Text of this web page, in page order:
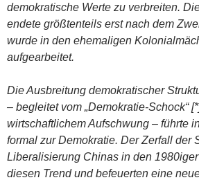
demokratische Werte zu verbreiten.
endete größtenteils erst nach dem
wurde in den ehemaligen
aufgearbeitet.
Die Ausbreitung demokratischer
– begleitet vom „Demokratie-Schock“
wirtschaftlichem Aufschwung – führte
formal zur Demokratie. Der Zerfall der
Liberalisierung Chinas in den
diesen Trend und befeuerten eine